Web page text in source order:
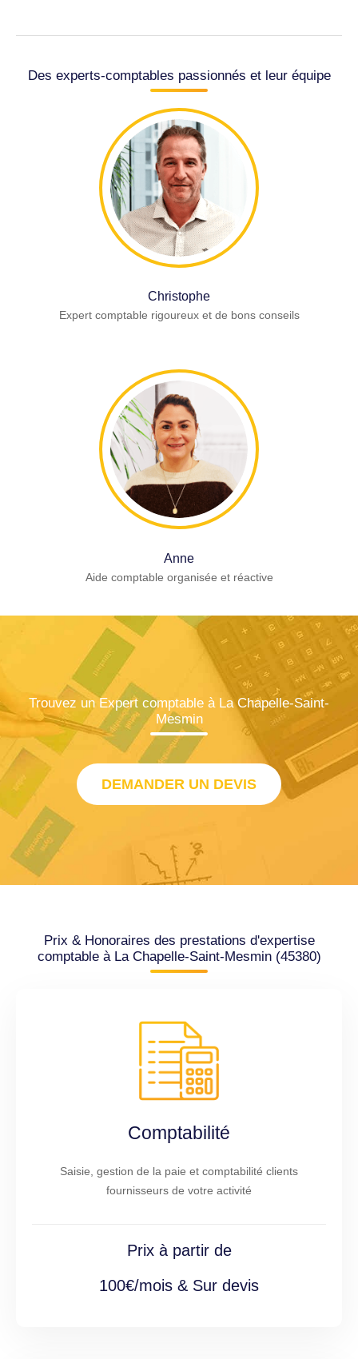
Des experts-comptables passionnés et leur équipe
Christophe
Expert comptable rigoureux et de bons conseils
Anne
Aide comptable organisée et réactive
Trouvez un Expert comptable à La Chapelle-Saint-
Mesmin
DEMANDER UN DEVIS
Prix & Honoraires des prestations d'expertise
comptable à La Chapelle-Saint-Mesmin (45380)
Comptabilité
Saisie, gestion de la paie et comptabilité clients
fournisseurs de votre activité
Prix à partir de
100€/mois & Sur devis